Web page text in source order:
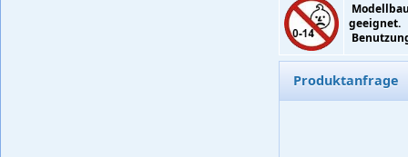
geeignet.
Produktanfrage